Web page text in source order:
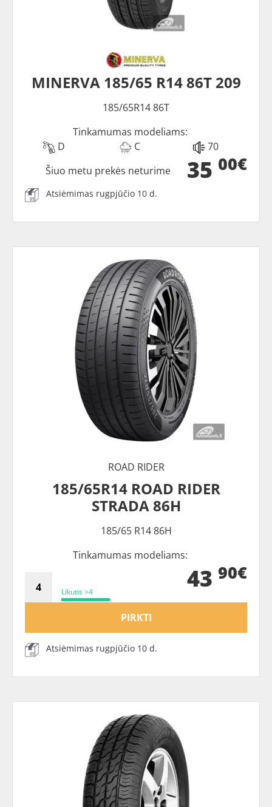
MINERVA 185/65 R14 86T 209
185/65R14 86T
Tinkamumas modeliams:
D
C 70
35 00€
Šiuo metu prekės neturime
Atsiėmimas rugpjūčio 10 d.
ROAD RIDER
185/65R14 ROAD RIDER
STRADA 86H
185/65 R14 86H
Tinkamumas modeliams:
Likutis >4 43 90€
PIRKTI
Atsiėmimas rugpjūčio 10 d.